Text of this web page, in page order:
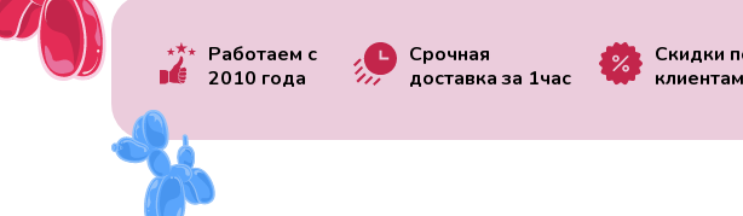
Работаем с
2010 года
Срочная
доставка за 1час
Скидки
клиентам